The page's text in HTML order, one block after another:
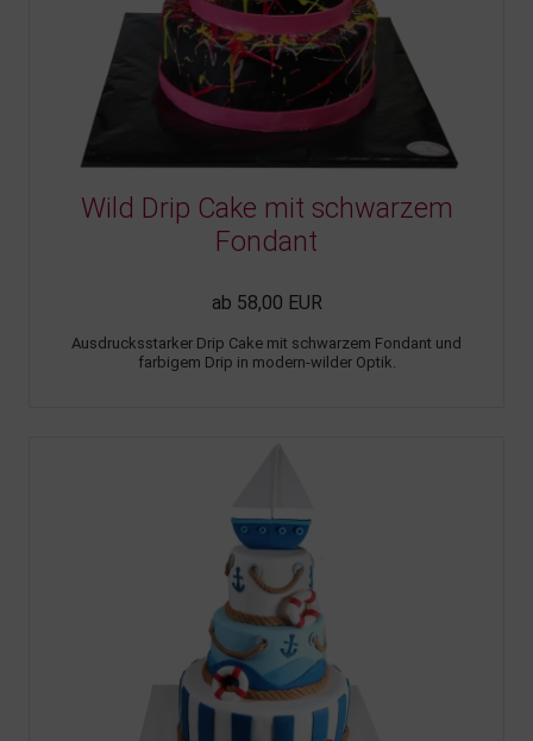
Wild Drip Cake mit schwarzem
Fondant
ab 58,00 EUR
Ausdrucksstarker Drip Cake mit schwarzem Fondant und
farbigem Drip in modern-wilder Optik.